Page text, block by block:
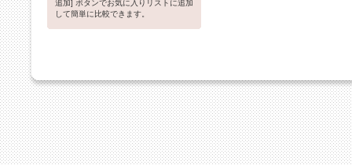
追加] ボタンでお気に入りリストに追加
して簡単に比較できます。